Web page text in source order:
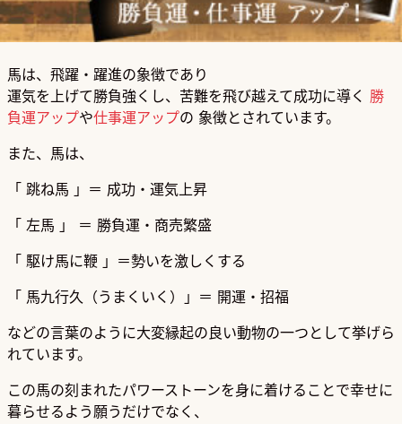
馬は、飛躍・躍進の象徴であり
運気を上げて勝負強くし、苦難を飛び越えて成功に導く 勝
負運アップや仕事運アップの 象徴とされています。
また、馬は、
「 跳ね馬 」＝ 成功・運気上昇
「 左馬 」 ＝ 勝負運・商売繁盛
「 駆け馬に鞭 」＝勢いを激しくする
「 馬九行久（うまくいく）」＝ 開運・招福
などの言葉のように大変縁起の良い動物の一つとして挙げら
れています。
この馬の刻まれたパワーストーンを身に着けることで幸せに
暮らせるよう願うだけでなく、